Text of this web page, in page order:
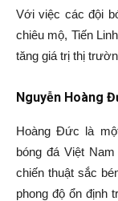
Với việc các đội
chiêu mộ, Tiến
tăng giá trị thị
Nguyễn Hoàng
Hoàng Đức là
bóng đá Việt
chiến thuật sắc
phong độ ổn định